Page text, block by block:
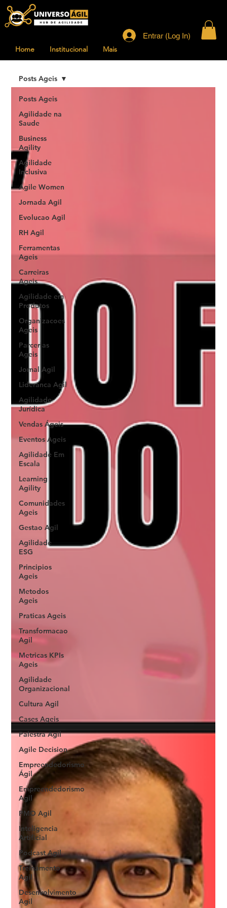
Home Institucional Mais
Entrar (Log In)
Posts Ageis
Agilidade na
Saude
Business
Agility
Agilidade
Inclusiva
Agile Women
Jornada Agil
Evolucao Agil
RH Agil
Ferramentas
Ageis
Carreiras
Ageis
Agilidade em
Produtos
Organizacoes
Ageis
Parcerias
Ageis
Jornal Agil
Lideranca Agil
Agilidade
Jurídica
Vendas Ágeis
Eventos Ageis
Agilidade Em
Escala
Learning
Agility
Comunidades
Ageis
Gestao Agil
Agilidade
ESG
Principios
Ageis
Metodos
Ageis
Praticas Ageis
Transformacao
Agil
Metricas KPIs
Ageis
Agilidade
Organizacional
Cultura Agil
Cases Ageis
Palestra Agil
Agile Decision
Empreendedorismo
Ágil
Empreendedorismo
Agil
PMO Agil
Inteligencia
Artificial
Podcast Agil
Treinamento
Agil
Desenvolvimento
Agil
Posts Ageis